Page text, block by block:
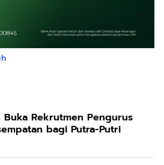
Buka Rekrutmen Pengurus
bagi Putra-Putri